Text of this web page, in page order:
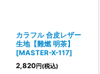
カラフル 合皮レザー
生地【難燃 明茶】
[MASTER-X-117]
2,820円(税込)